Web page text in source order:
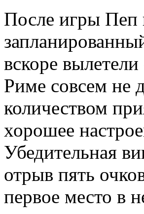
После игры Пеп
вскоре
Риме совсем не
количеством
хорошее
Убедительная
отрыв пять
первое место в